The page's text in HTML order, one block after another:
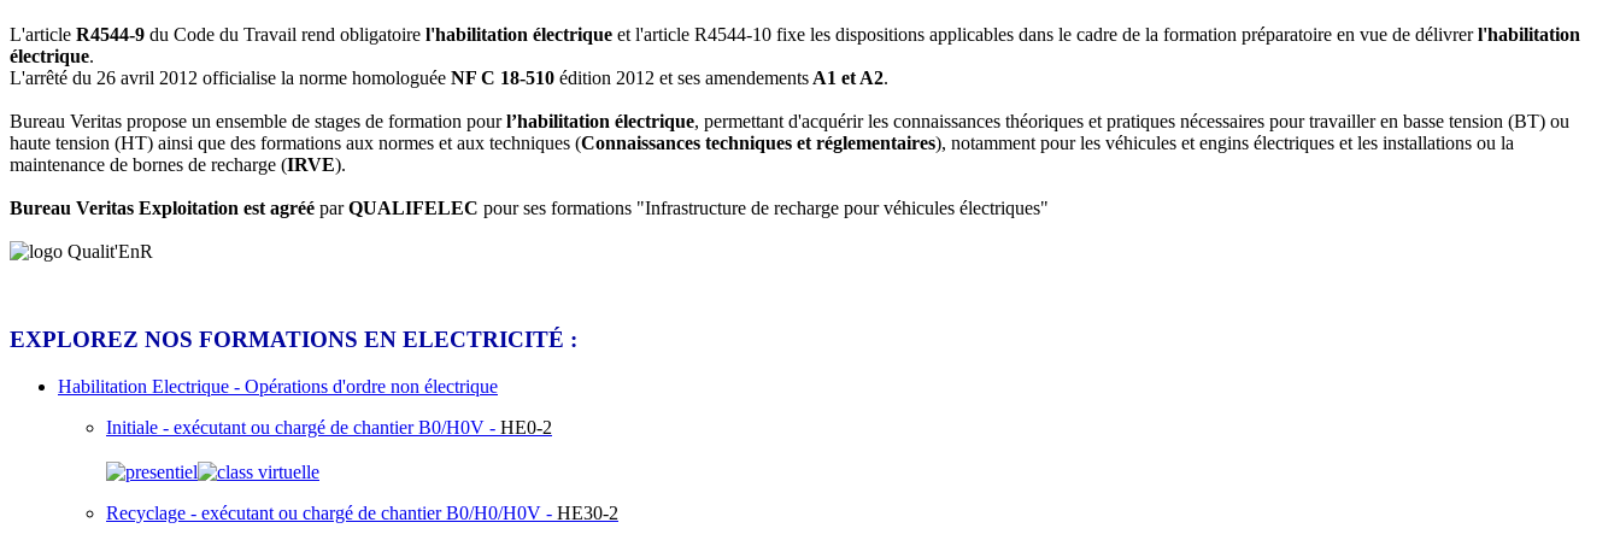
L'article R4544-9 du Code du Travail rend obligatoire l'habilitation électrique et l'article R4544-10 fixe les dispositions applicables dans le cadre de la formation préparatoire en vue de délivrerl'habilitation
électrique.
L'arrêté du 26 avril 2012 officialise la norme homologuée NF C 18-510 édition 2012 et ses amendements A1 et A2.
Bureau Veritas propose un ensemble de stages de formation pourl’habilitation électrique, permettant d'acquérir les connaissances théoriques et pratiques nécessaires pour travailler en basse tension (BT) ou
haute tension (HT) ainsi que des formations aux normes et aux techniques (Connaissances techniques et réglementaires), notamment pour les véhicules et engins électriques et les installations ou la
maintenance de bornes de recharge (IRVE).
Bureau Veritas Exploitation est agréé parQUALIFELEC pour ses formations "Infrastructure de recharge pour véhicules électriques"
EXPLOREZ NOS FORMATIONS EN ELECTRICITÉ :
Habilitation Electrique - Opérations d'ordre non électrique
Initiale - exécutant ou chargé de chantier B0/H0V - HE0-2
Recyclage - exécutant ou chargé de chantier B0/H0/H0V - HE30-2